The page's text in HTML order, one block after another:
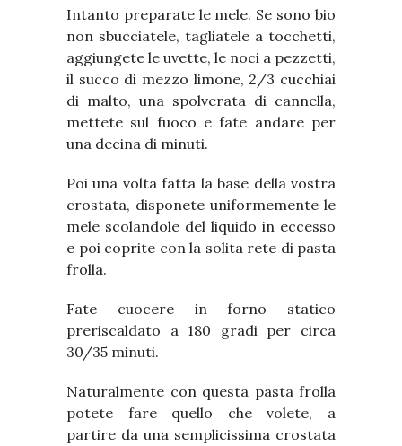
Intanto preparate le mele. Se sono bio
non sbucciatele, tagliatele a tocchetti,
aggiungete le uvette, le noci a pezzetti,
il succo di mezzo limone, 2/3 cucchiai
di malto, una spolverata di cannella,
mettete sul fuoco e fate andare per
una decina di minuti.
Poi una volta fatta la base della vostra
crostata, disponete uniformemente le
mele scolandole del liquido in eccesso
e poi coprite con la solita rete di pasta
frolla.
Fate cuocere in forno statico
preriscaldato a 180 gradi per circa
30/35 minuti.
Naturalmente con questa pasta frolla
potete fare quello che volete, a
partire da una semplicissima crostata